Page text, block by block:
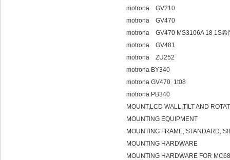
motrona GV210
motrona GV470
motrona GV470 MS3106A 18 1S希
motrona GV481
motrona ZU252
motrona BY340
motrona GV470 1t08
motrona PB340
MOUNT,LCD WALL,TILT AND
MOUNTING EQUIPMENT
MOUNTING FRAME, STANDARD,
MOUNTING HARDWARE
MOUNTING HARDWARE FOR